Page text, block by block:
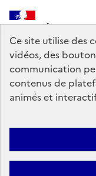
Ce site utilise des
vidéos, des
communication
contenus de
animés et
MINISTÈRE
DE LA CULTURE
legifrance.gouv.fr
service-public.gouv.fr